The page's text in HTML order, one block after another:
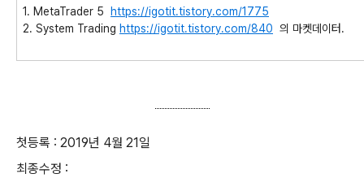
1. MetaTrader 5
https://igotit.tistory.com/1775
2. System Trading https://igotit.tistory.com/840 의 마켓데이터.
첫등록 : 2019년 4월 21일
최종수정 :